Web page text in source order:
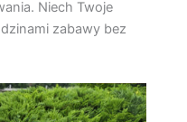
Niech Twoje
zabawy bez